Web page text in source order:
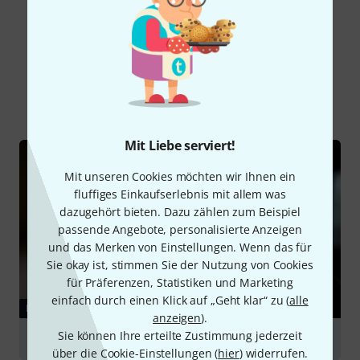
Mit Liebe serviert!
Mit unseren Cookies möchten wir Ihnen ein
fluffiges Einkaufserlebnis mit allem was
dazugehört bieten. Dazu zählen zum Beispiel
passende Angebote, personalisierte Anzeigen
und das Merken von Einstellungen. Wenn das für
Sie okay ist, stimmen Sie der Nutzung von Cookies
für Präferenzen, Statistiken und Marketing
einfach durch einen Klick auf „Geht klar“ zu (alle
anzeigen).
Sie können Ihre erteilte Zustimmung jederzeit
über die Cookie-Einstellungen (hier) widerrufen.
Schon gewusst?
Alle Ratgeber
RATGEBER
E-Gitarren